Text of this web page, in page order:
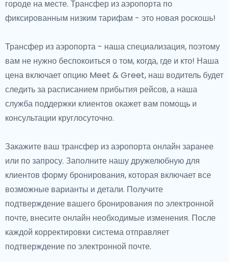
городе на месте. Трансфер из аэропорта по
фиксированным низким тарифам - это новая роскошь!
Трансфер из аэропорта - наша специализация, поэтому
вам не нужно беспокоиться о том, когда, где и кто! Наша
цена включает опцию Meet & Greet, наш водитель будет
следить за расписанием прибытия рейсов, а наша
служба поддержки клиентов окажет вам помощь и
консультации круглосуточно.
Закажите ваш трансфер из аэропорта онлайн заранее
или по запросу. Заполните нашу дружелюбную для
клиентов форму бронирования, которая включает все
возможные варианты и детали. Получите
подтверждение вашего бронирования по электронной
почте, внесите онлайн необходимые изменения. После
каждой корректировки система отправляет
подтверждение по электронной почте.